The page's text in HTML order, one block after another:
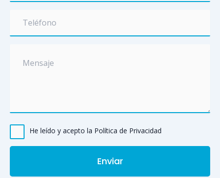
He leído y acepto la Política de Privacidad